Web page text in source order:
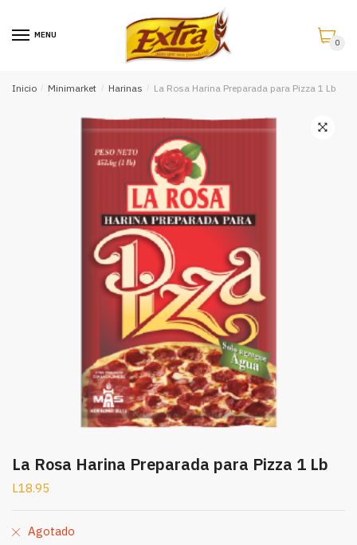
MENU
0
Inicio / Minimarket / Harinas / La Rosa Harina Preparada para Pizza 1 Lb
La Rosa Harina Preparada para Pizza 1 Lb
L18.95
Agotado